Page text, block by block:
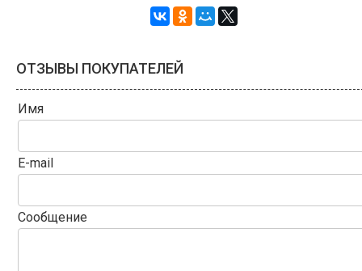
ОТЗЫВЫ ПОКУПАТЕЛЕЙ
Имя
E-mail
Сообщение